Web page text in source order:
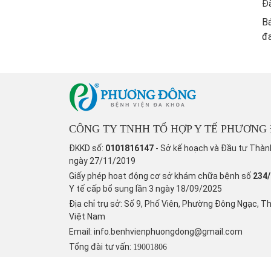
CÔNG TY TNHH TỔ HỢP Y TẾ
ĐKKD số: 0101816147 - Sở kế hoạch và Đầu tư
ngày 27/11/2019
Giấy phép hoạt động cơ sở khám chữa bệnh số
Y tế cấp bổ sung lần 3 ngày 18/09/2025
Địa chỉ trụ sở: Số 9, Phố Viên, Phường Đông Ngạc,
Việt Nam
Email: info.benhvienphuongdong@gmail.com
Tổng đài tư vấn: 19001806